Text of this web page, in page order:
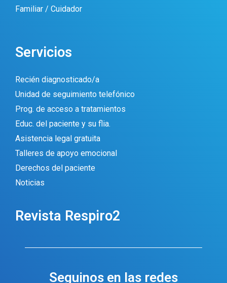
Familiar / Cuidador
Servicios
Recién diagnosticado/a
Unidad de seguimiento telefónico
Prog. de acceso a tratamientos
Educ. del paciente y su flia.
Asistencia legal gratuita
Talleres de apoyo emocional
Derechos del paciente
Noticias
Revista Respiro2
Seguinos en las redes